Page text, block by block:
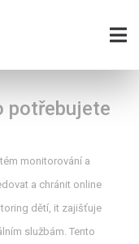
potřebujete
monitorování a
a chránit online
dětí, it zajišťuje
službám. Tento